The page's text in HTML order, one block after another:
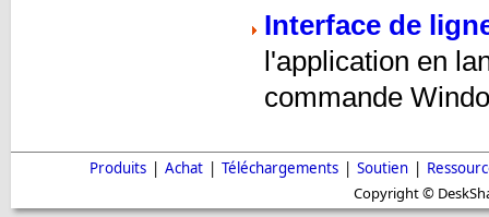
Interface de
l'application en
commande
Produits | Achat | Téléchargements | Soutien |
Copyright ©